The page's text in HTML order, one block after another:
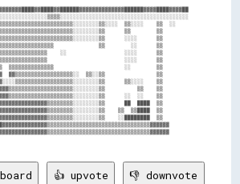
▒▒░░░░    ▒▒  ░░
▒▒        ▒▒
░░░░      ▒▒
▒▒        ░░      ▒▒
░░                  ░░░░      ▒▒
░░░░      ▒▒
▒▒▒▒▒▒▒▒▒▒▒▒▒▒                      ░░        ▒▒
▓▓▒▒▒▒▒▒▒▒▒▒▒▒▒▒▒▒▒▒░░  ▒▒░░▒▒                ▒▒
▒▒░░░░    ▒▒
▒▒    ▒▒
░░  ░░    ▒▒
██  ████  ▒▒
▒▒  ▒▒████  ▒▒
░░████████  ▒▒
👍 upvote 👎 downvote